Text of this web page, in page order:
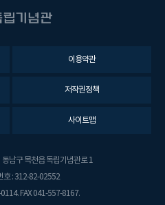
이용약관
저작권정책
사이트맵
남구 목천읍 독립기념관로 1
호 : 312-82-02552
FAX 041-557-8167.